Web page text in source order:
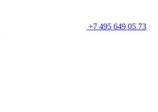
+7 495 649 05 73